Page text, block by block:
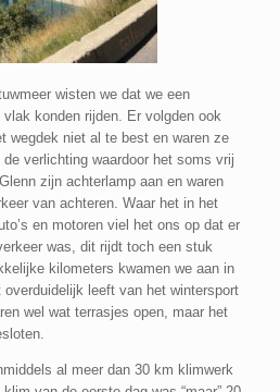
wisten we dat we een
konden rijden. Er volgden ook
wegdek niet al te best en waren ze
verlichting waardoor het soms vrij
zijn achterlamp aan en waren
van achteren. Waar het in het
en motoren viel het ons op dat er
was, dit rijdt toch een stuk
kilometers kwamen we aan in
leeft van het wintersport
wel wat terrasjes open, maar het
al meer dan 30 km klimwerk